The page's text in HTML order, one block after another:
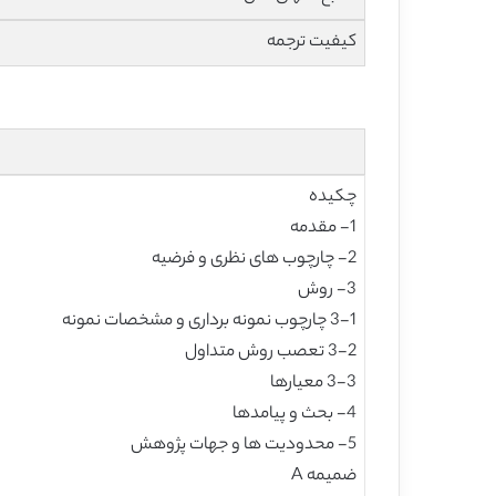
کیفیت ترجمه
چکیده
1- مقدمه
2- چارچوب های نظری و فرضیه
3- روش
3-1 چارچوب نمونه برداری و مشخصات نمونه
3-2 تعصب روش متداول
3-3 معیارها
4- بحث و پیامدها
5- محدودیت ها و جهات پژوهش
ضمیمه A